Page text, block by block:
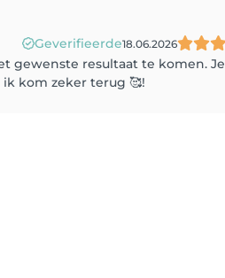
Geverifieerde18.06.2026
gewenste resultaat te komen. Je
kom zeker terug 🥰!